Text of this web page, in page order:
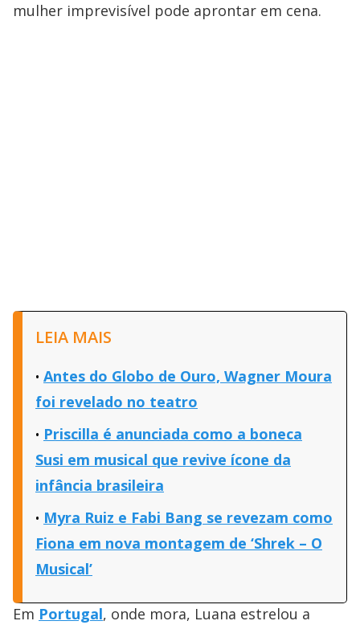
mulher imprevisível pode aprontar em cena.
LEIA MAIS
Antes do Globo de Ouro, Wagner Moura
foi revelado no teatro
Priscilla é anunciada como a boneca
Susi em musical que revive ícone da
infância brasileira
Myra Ruiz e Fabi Bang se revezam como
Fiona em nova montagem de ‘Shrek – O
Musical’
Em Portugal, onde mora, Luana estrelou a